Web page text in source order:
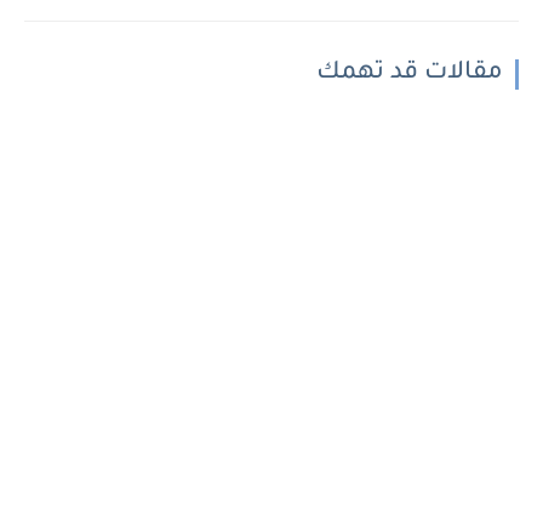
مقالات قد تهمك